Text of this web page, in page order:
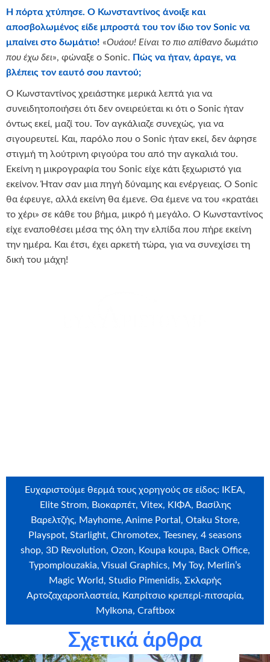
Η πόρτα χτύπησε. Ο Κωνσταντίνος άνοιξε και
αποσβολωμένος είδε μπροστά του τον ίδιο τονSonic να
μπαίνει στο δωμάτιο! «Ουάου! Είναι το πιο απίθανο δωμάτιο
που έχω δει», φώναξε ο Sonic. Πώς να ήταν, άραγε, να
βλέπεις τον εαυτό σου παντού;
Ο Κωνσταντίνος χρειάστηκε μερικά λεπτά για να
συνειδητοποιήσει ότι δεν ονειρεύεται κι ότι ο Sonic ήταν
όντως εκεί, μαζί του. Τον αγκάλιαζε συνεχώς, για να
σιγουρευτεί. Και, παρόλο που ο Sonic ήταν εκεί, δεν άφησε
στιγμή τη λούτρινη φιγούρα του από την αγκαλιά του.
Εκείνη η μικρογραφία του Sonic είχε κάτι ξεχωριστό για
εκείνον. Ήταν σαν μια πηγή δύναμης και ενέργειας. Ο Sonic
θα έφευγε, αλλά εκείνη θα έμενε. Θα έμενε να του «κρατάει
το χέρι» σε κάθε του βήμα, μικρό ή μεγάλο. Ο Κωνσταντίνος
είχε εναποθέσει μέσα της όλη την ελπίδα που πήρε εκείνη
την ημέρα. Και έτσι, έχει αρκετή τώρα, για να συνεχίσει τη
δική του μάχη!
Ευχαριστούμε θερμά τους χορηγούς σε είδος: IKEA,
Elite Strom, Βιοκαρπέτ, Vitex, ΚΙΦΑ, Βασίλης
Βαρελτζής, Mayhome, Anime Portal, Otaku Store,
Playspot, Starlight, Chromotex, Teesney, 4 seasons
shop, 3D Revolution, Ozon, Koupa koupa, Back Office,
Typomplouzakia, Visual Graphics, My Toy, Merlin’s
Magic World, Studio Pimenidis, Σκλαρής
Αρτοζαχαροπλαστεία, Καπρίτσιο κρεπερί-πιτσαρία,
MyIkona, Craftbox
Ευχαριστούμε θερμά την εταιρείαCraftbox.gr
για την
Σχετικά άρθρα